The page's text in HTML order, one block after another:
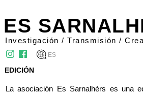
g
g
e
n
a
ES
Investigación / Transmisión /
ES
EDICIÓN
La asociación Es Sarnalhèrs es una